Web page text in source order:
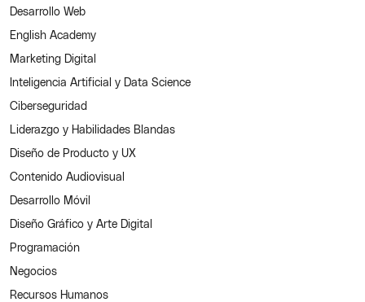
Desarrollo Web
English Academy
Marketing Digital
Inteligencia Artificial y Data Science
Ciberseguridad
Liderazgo y Habilidades Blandas
Diseño de Producto y UX
Contenido Audiovisual
Desarrollo Móvil
Diseño Gráfico y Arte Digital
Programación
Negocios
Recursos Humanos